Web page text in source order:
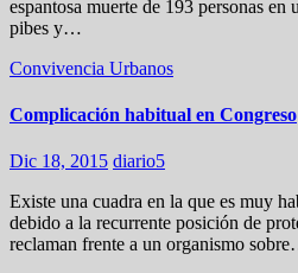
espantosa muerte de 193 personas
pibes y…
Convivencia Urbanos
Complicación habitual en Congreso
Dic 18, 2015 diario5
Existe una cuadra en la que es muy
debido a la recurrente posición de
reclaman frente a un organismo